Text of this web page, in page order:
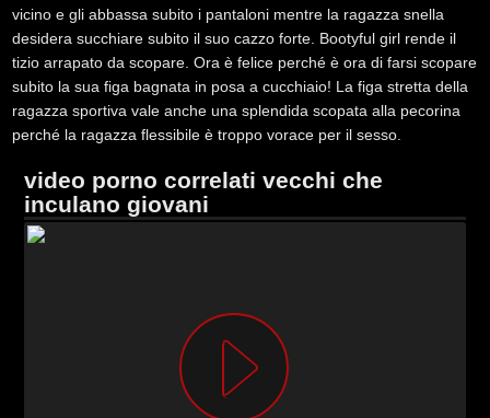
vicino e gli abbassa subito i pantaloni mentre la ragazza snella
desidera succhiare subito il suo cazzo forte. Bootyful girl rende il
tizio arrapato da scopare. Ora è felice perché è ora di farsi scopare
subito la sua figa bagnata in posa a cucchiaio! La figa stretta della
ragazza sportiva vale anche una splendida scopata alla pecorina
perché la ragazza flessibile è troppo vorace per il sesso.
video porno correlati vecchi che
inculano giovani